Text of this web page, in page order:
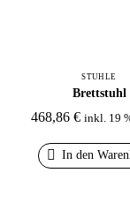
STÜHLE
Brettstuhl
468,86 € inkl. 19
In den